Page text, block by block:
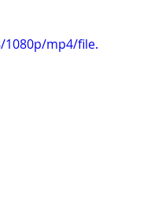
1080p/mp4/file.